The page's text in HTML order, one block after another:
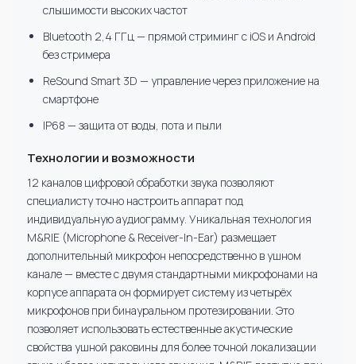
слышимости высоких частот
Bluetooth 2,4 ГГц — прямой стриминг с iOS и Android
без стримера
ReSound Smart 3D — управление через приложение на
смартфоне
IP68 — защита от воды, пота и пыли
Технологии и возможности
12 каналов цифровой обработки звука позволяют
специалисту точно настроить аппарат под
индивидуальную аудиограмму. Уникальная технология
M&RIE (Microphone & Receiver-In-Ear) размещает
дополнительный микрофон непосредственно в ушном
канале — вместе с двумя стандартными микрофонами на
корпусе аппарата он формирует систему из четырёх
микрофонов при бинауральном протезировании. Это
позволяет использовать естественные акустические
свойства ушной раковины для более точной локализации